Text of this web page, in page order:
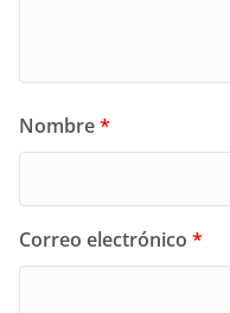
Nombre*
Correo electrónico *